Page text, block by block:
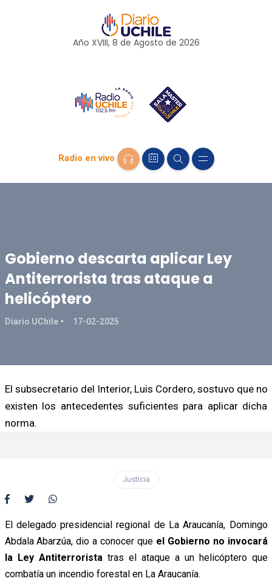
Año XVIII, 8 de Agosto de 2026
Radio en vivo
Gobierno descarta aplicar Ley
Antiterrorista tras ataque a
helicóptero
Diario UChile 17-02-2025
El subsecretario del Interior, Luis Cordero, sostuvo que no
existen los antecedentes suficientes para aplicar dicha
norma.
Justicia
El delegado presidencial regional de La Araucanía, Domingo
Abdala Abarzúa, dio a conocer que el Gobierno no invocará
la Ley Antiterrorista tras el ataque a un helicóptero que
combatía un incendio forestal en La Araucanía.